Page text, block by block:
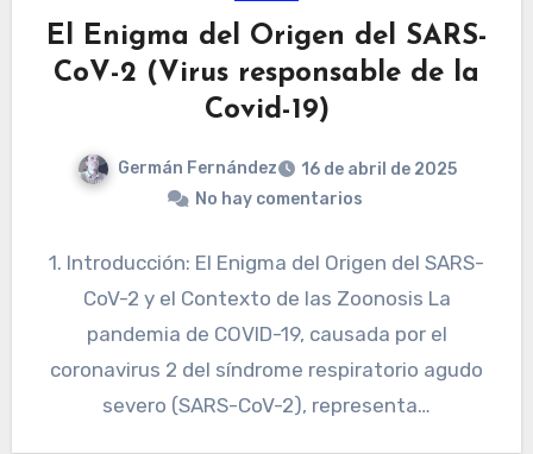
El Enigma del Origen del SARS-
CoV-2 (Virus responsable de la
Covid-19)
Germán Fernández
16 de abril de 2025
No hay comentarios
1. Introducción: El Enigma del Origen del SARS-
CoV-2 y el Contexto de las Zoonosis La
pandemia de COVID-19, causada por el
coronavirus 2 del síndrome respiratorio agudo
severo (SARS-CoV-2), representa…